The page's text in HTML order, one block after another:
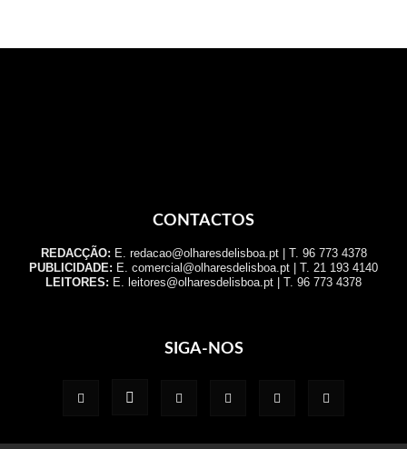
CONTACTOS
REDACÇÃO: E. redacao@olharesdelisboa.pt | T. 96 773 4378
PUBLICIDADE: E. comercial@olharesdelisboa.pt | T. 21 193 4140
LEITORES: E. leitores@olharesdelisboa.pt | T. 96 773 4378
SIGA-NOS